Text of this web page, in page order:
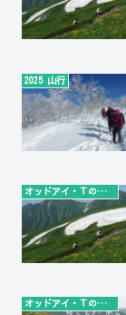
2025 山行
オッドアイ・Ｔの猫とその一味
オッドアイ・Ｔの猫とその一味